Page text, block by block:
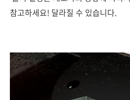
참고하세요! 달라질 수 있습니다.